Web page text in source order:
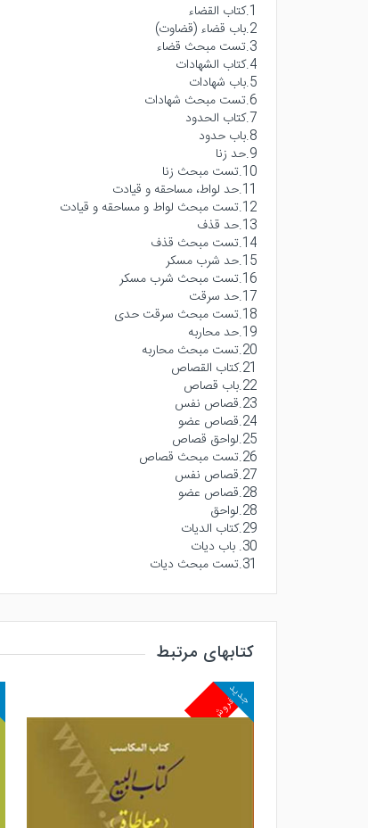
1.كتاب القضاء
2.باب قضاء (قضاوت)
3.تست مبحث قضاء
4.كتاب الشهادات
5.باب شهادات
6.تست مبحث شهادات
7.کتاب الحدود
8.باب حدود
9.حد زنا
10.تست مبحث زنا
11.حد لواط، مساحقه و قیادت
12.تست مبحث لواط و مساحقه و قیادت
13.حد قذف
14.تست مبحث قذف
15.حد شرب مسکر
16.تست مبحث شرب مسکر
17.حد سرقت
18.تست مبحث سرقت حدی
19.حد محاربه
20.تست مبحث محاربه
21.کتاب القصاص
22.باب قصاص
23.قصاص نفس
24.قصاص عضو
25.لواحق قصاص
26.تست مبحث قصاص
27.قصاص نفس
28.قصاص عضو
28.لواحق
29.کتاب الدیات
30. باب دیات
31.تست مبحث دیات
کتابهای مرتبط
پرفروش
جدید